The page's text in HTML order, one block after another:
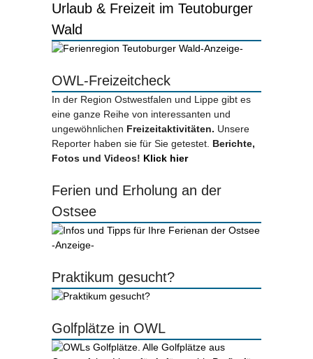
Urlaub & Freizeit im Teutoburger
Wald
-Anzeige-
OWL-Freizeitcheck
In der Region Ostwestfalen und Lippe gibt es
eine ganze Reihe von interessanten und
ungewöhnlichen Freizeitaktivitäten. Unsere
Reporter haben sie für Sie getestet. Berichte,
Fotos und Videos! Klick hier
Ferien und Erholung an der
Ostsee
-Anzeige-
Praktikum gesucht?
Golfplätze in OWL